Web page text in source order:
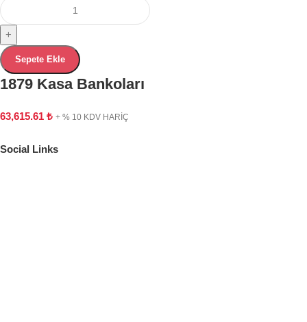
+
Sepete Ekle
1879 Kasa Bankoları
63,615.61 ₺ + % 10 KDV HARİÇ
Social Links